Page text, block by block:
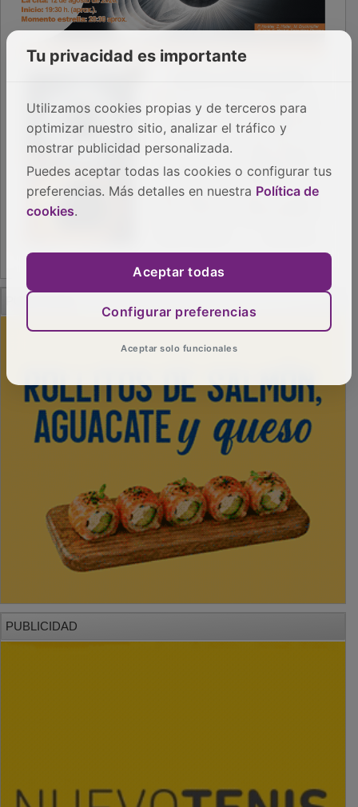
PUBLICIDAD
Tu privacidad es importante
Utilizamos cookies propias y de terceros para
optimizar nuestro sitio, analizar el tráfico y
mostrar publicidad personalizada.
Puedes aceptar todas las cookies o configurar tus
preferencias. Más detalles en nuestra Política de
cookies.
Aceptar todas
Configurar preferencias
Aceptar solo funcionales